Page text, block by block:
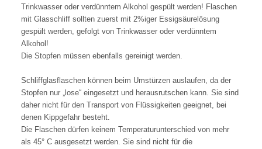
Trinkwasser oder verdünntem Alkohol gespült werden! Flaschen
mit Glasschliff sollten zuerst mit 2%iger Essigsäurelösung
gespült werden, gefolgt von Trinkwasser oder verdünntem
Alkohol!
Die Stopfen müssen ebenfalls gereinigt werden.
Schliffglasflaschen können beim Umstürzen auslaufen, da der
Stopfen nur „lose“ eingesetzt und herausrutschen kann. Sie sind
daher nicht für den Transport von Flüssigkeiten geeignet, bei
denen Kippgefahr besteht.
Die Flaschen dürfen keinem Temperaturunterschied von mehr
als 45° C ausgesetzt werden. Sie sind nicht für die